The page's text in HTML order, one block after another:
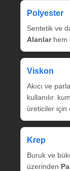
Polyester
Sentetik ve
Alanlarhem
Viskon
Akıcı ve
kullanılır.
üreticiler için
Krep
Buruk ve
üzerinden